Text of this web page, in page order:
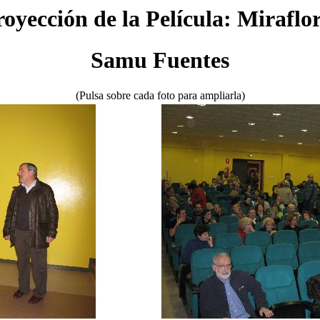
de la Película:
Samu Fuentes
(Pulsa sobre cada foto para ampliarla)